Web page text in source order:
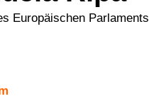
Europäischen Parlaments